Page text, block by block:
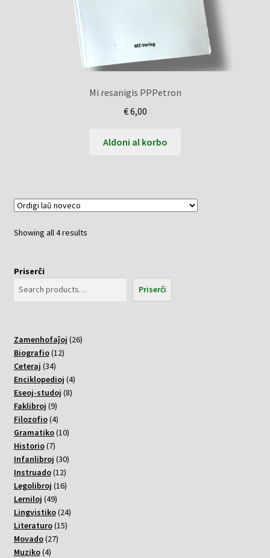
Mi resanigis PPPetron
€6,00
Aldoni al korbo
Showing all 4 resultsSorted
Priserĉi
Priserĉi
Zamenhofaĵoj 2626
Biografio 1212
Ceteraj 3434
varoj
Enciklopedioj 44
Eseoj-studoj 88
Faklibroj 99
varoj
Filozofio 44
varoj
Gramatiko 1010
Historio 77
varoj
Infanlibroj 3030
Instruado 1212
varoj
Legolibroj 1616
Lerniloj 4949
varoj
Lingvistiko 2424
Literaturo 1515
Movado 2727
Muziko 44